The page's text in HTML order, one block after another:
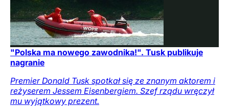
"Polska ma nowego zawodnika!". Tusk publikuje
nagranie
Premier Donald Tusk spotkał się ze znanym aktorem i
reżyserem Jessem Eisenbergiem. Szef rządu wręczył
mu wyjątkowy prezent.